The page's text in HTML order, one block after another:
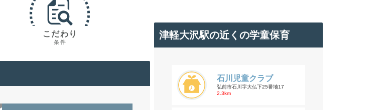
こだわり
条件
津軽大沢駅の近くの学童保育
石川児童クラブ
弘前市石川字大仏下25番地17
2.3km